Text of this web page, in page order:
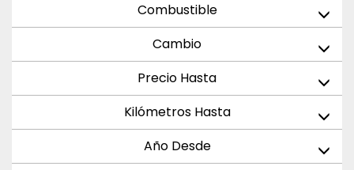
Combustible
Cambio
Precio Hasta
Kilómetros Hasta
Año Desde